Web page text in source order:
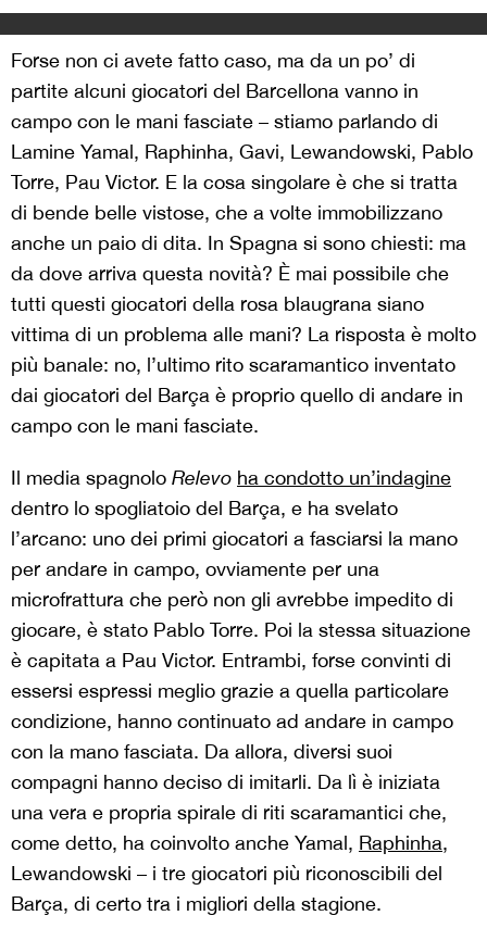
Forse non ci avete fatto caso, ma da un po’ di
partite alcuni giocatori del Barcellona vanno in
campo con le mani fasciate – stiamo parlando di
Lamine Yamal, Raphinha, Gavi, Lewandowski, Pablo
Torre, Pau Victor. E la cosa singolare è che si tratta
di bende belle vistose, che a volte immobilizzano
anche un paio di dita. In Spagna si sono chiesti: ma
da dove arriva questa novità? È mai possibile che
tutti questi giocatori della rosa blaugrana siano
vittima di un problema alle mani? La risposta è molto
più banale: no, l’ultimo rito scaramantico inventato
dai giocatori del Barça è proprio quello di andare in
campo con le mani fasciate.
Il media spagnolo Relevo ha condotto un’indagine
dentro lo spogliatoio del Barça, e ha svelato
l’arcano: uno dei primi giocatori a fasciarsi la mano
per andare in campo, ovviamente per una
microfrattura che però non gli avrebbe impedito di
giocare, è stato Pablo Torre. Poi la stessa situazione
è capitata a Pau Victor. Entrambi, forse convinti di
essersi espressi meglio grazie a quella particolare
condizione, hanno continuato ad andare in campo
con la mano fasciata. Da allora, diversi suoi
compagni hanno deciso di imitarli. Da lì è iniziata
una vera e propria spirale di riti scaramantici che,
come detto, ha coinvolto anche Yamal, Raphinha,
Lewandowski – i tre giocatori più riconoscibili del
Barça, di certo tra i migliori della stagione.